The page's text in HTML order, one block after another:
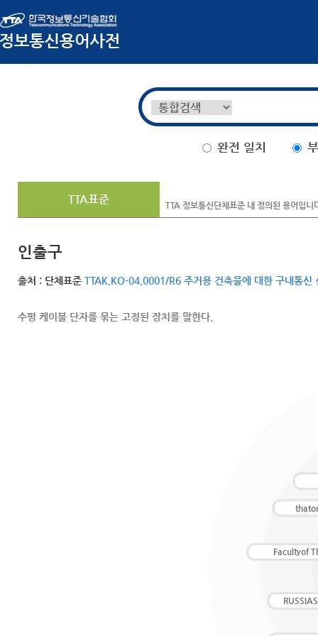
완전 일치
TTA표준 TTA 정보통신단체표준 내 정의된 용어입니
인출구
출처 : 단체표준 TTAK.KO-04.0001/R6 주거용 건축물에 대한 구내통신
수평 케이블 단자를 묶는 고정된 장치를 말한다.
Facultyof